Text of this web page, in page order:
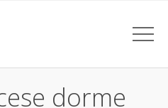
dorme